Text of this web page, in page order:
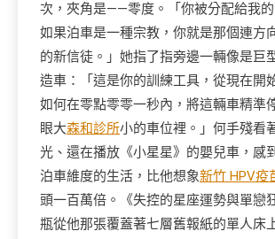
次，夾角是——零度。「你被分配給我的
如果泊車是一種宗教，你就是那個連方
的新信徒。」她指了指旁邊一輛像是巨
造車：「這是你的訓練工具，從現在開
如何在零點零零一秒內，將這輛車精準
眼大森和診所小的車位裡。」何手殘看
光、還在播放《小星星》的嬰兒車，感
泊車維度的生活，比他想象新竹 HPV疫
頭一百萬倍。《失控的星座運勢與單戀
瓶從他那張覆蓋著七層舊報紙的單人床